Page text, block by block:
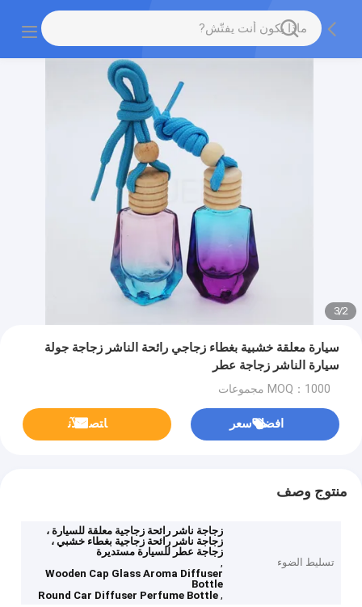
2
/
3
سيارة معلقة خشبية بغطاء زجاجي رائحة الناشر زجاجة جولة
سيارة الناشر زجاجة عطر
MOQ：1000 مجموعات
افضل سعر ﺎﺘﺼﻟ ﺍﻶﻧ
منتوج وصف
تسليط الضوء
زجاجة ناشر رائحة زجاجية معلقة للسيارة ،
زجاجة ناشر رائحة زجاجية بغطاء خشبي ،
زجاجة عطر للسيارة مستديرة
,
Wooden Cap Glass Aroma Diffuser
Bottle
,
Round Car Diffuser Perfume Bottle